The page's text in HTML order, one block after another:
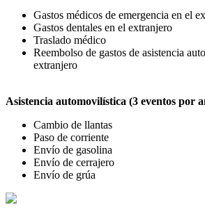
Gastos médicos de emergencia en el
Gastos dentales en el extranjero
Traslado médico
Reembolso de gastos de asistencia
extranjero
Asistencia automovilística (3 eventos por
Cambio de llantas
Paso de corriente
Envío de gasolina
Envío de cerrajero
Envío de grúa